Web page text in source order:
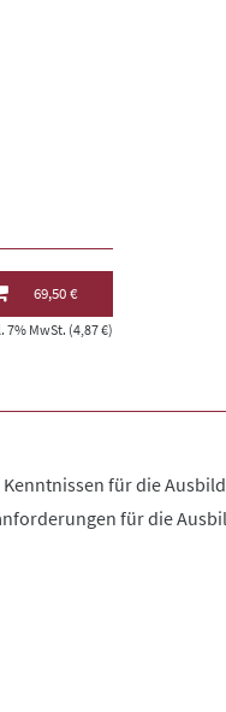
69,50 €
7% MwSt. (4,87 €)
für die
für die